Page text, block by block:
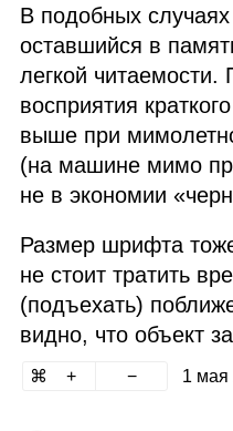
В подобных
оставшийся в
легкой читаемости.
восприятия
выше при
(на машине мимо
не в экономии
Размер шрифта
не стоит тратить
(подъехать)
видно, что объект
1 мая